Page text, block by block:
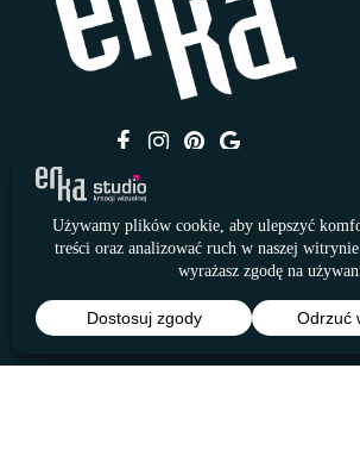
© Studio Kreacji Wizualnej ERKA 2011 - 2026
Wszelkie prawa zastrzeżone